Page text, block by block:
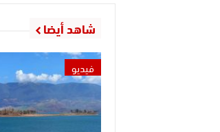
شاهد أيضا
فيديو